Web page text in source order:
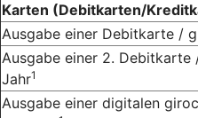
Karten (Debitkarten/
Ausgabe einer Debitkarte /
Ausgabe einer 2.
Jahr1
Ausgabe einer digitalen